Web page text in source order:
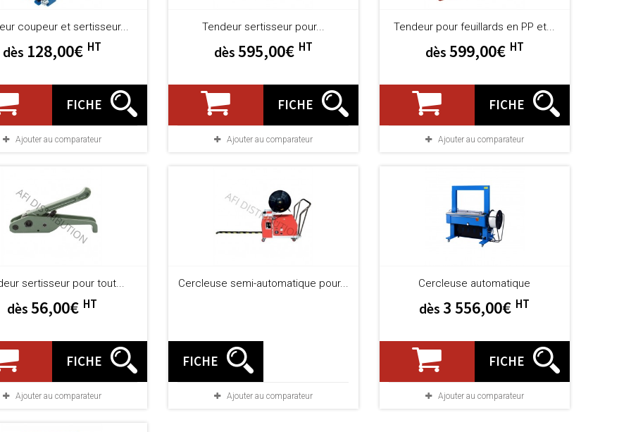
coupeur et sertisseur...
dès 128,00€ HT
FICHE
Ajouter au comparateur
Tendeur sertisseur pour...
dès 595,00€ HT
FICHE
Ajouter au comparateur
Tendeur pour feuillards en PP et...
dès 599,00€ HT
FICHE
Ajouter au comparateur
sertisseur pour tout...
dès 56,00€ HT
FICHE
Ajouter au comparateur
Cercleuse semi-automatique pour...
FICHE
Ajouter au comparateur
Cercleuse automatique
dès 3 556,00€ HT
FICHE
Ajouter au comparateur